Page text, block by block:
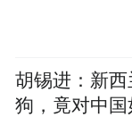
胡锡进：新
狗，竟对中国